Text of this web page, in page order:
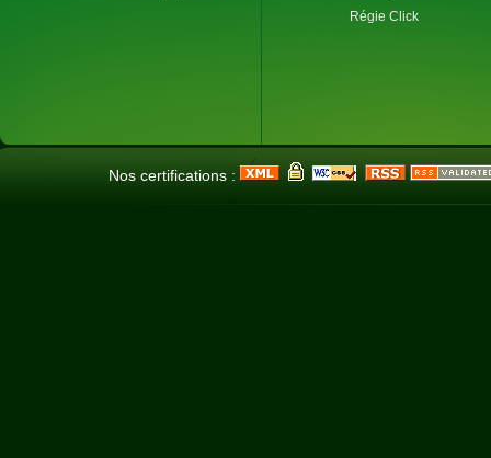
Régie Click
Nos certifications :